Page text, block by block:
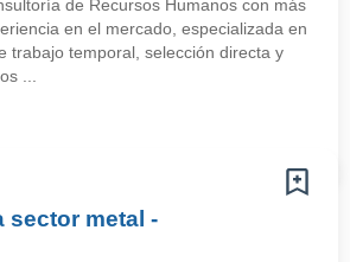
de Recursos Humanos con más
en el mercado, especializada en
trabajo temporal, selección directa y
...
sector metal -